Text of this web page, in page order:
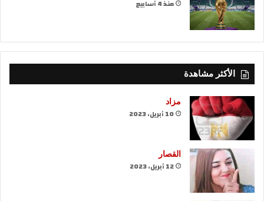
منذ 4 أسابيع
الأكثر مشاهدة
مزاد
10 أبريل، 2023
القصار
12 أبريل، 2023